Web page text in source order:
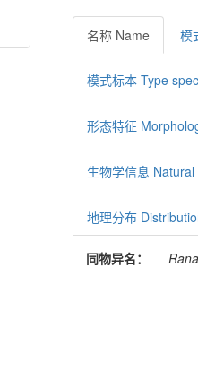
名称 Name 模
模式标本 Type
形态特征
生物学信息
地理分布
同物异名： Rana